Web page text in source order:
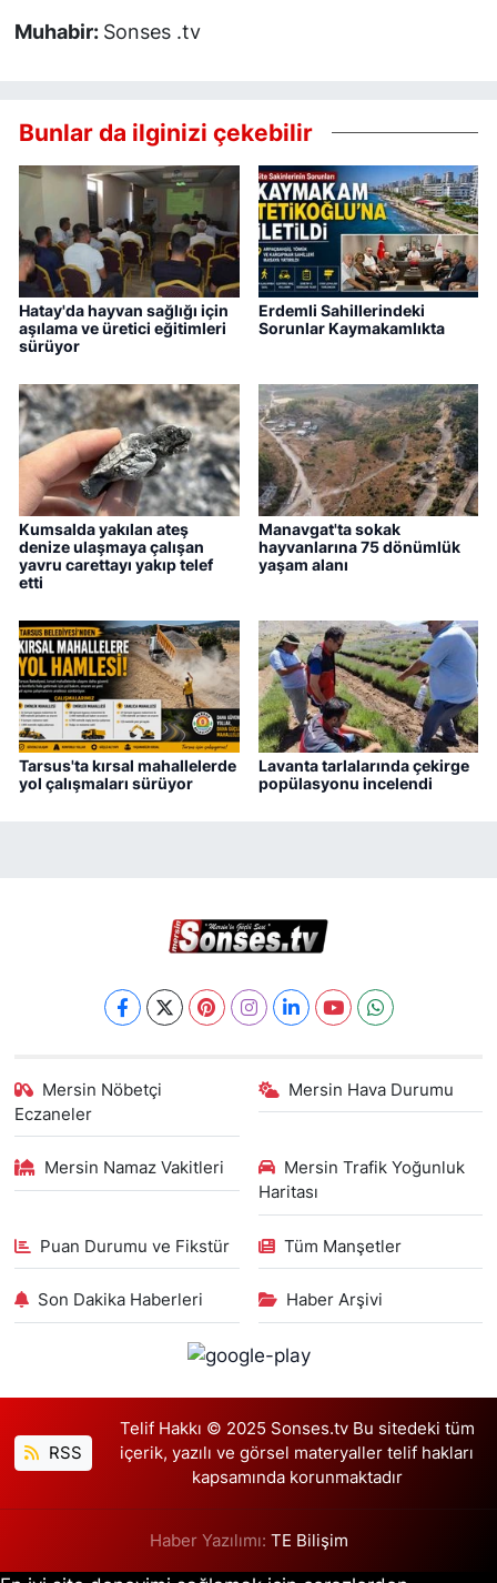
Muhabir: Sonses .tv
Bunlar da ilginizi çekebilir
Hatay'da hayvan sağlığı için
aşılama ve üretici eğitimleri
sürüyor
Erdemli Sahillerindeki
Sorunlar Kaymakamlıkta
Kumsalda yakılan ateş
denize ulaşmaya çalışan
yavru carettayı yakıp telef
etti
Manavgat'ta sokak
hayvanlarına 75 dönümlük
yaşam alanı
Tarsus'ta kırsal mahallelerde
yol çalışmaları sürüyor
Lavanta tarlalarında çekirge
popülasyonu incelendi
Mersin Nöbetçi
Eczaneler
Mersin Hava Durumu
Mersin Namaz Vakitleri
Mersin Trafik Yoğunluk
Haritası
Puan Durumu ve Fikstür Tüm Manşetler
Son Dakika Haberleri Haber Arşivi
RSS
Telif Hakkı © 2025 Sonses.tv Bu sitedeki tüm
içerik, yazılı ve görsel materyaller telif hakları
kapsamında korunmaktadır
Haber Yazılımı: TE Bilişim